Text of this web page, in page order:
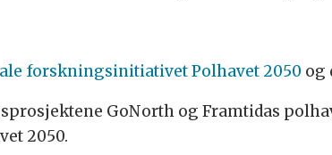
forskningsinitiativet Polhavet 2050 og
GoNorth og Framtidas
2050.